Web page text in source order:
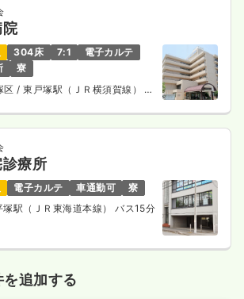
院
304床 7:1
電子カルテ
寮
区 / 東戸塚駅（ＪＲ横須賀線） 徒
診療所
電子カルテ 車通勤可
寮
塚駅（ＪＲ東海道本線） バス15分
追加する